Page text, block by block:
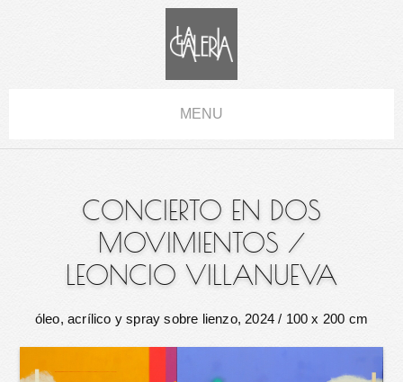
MENU
CONCIERTO EN DOS
MOVIMIENTOS /
LEONCIO VILLANUEVA
óleo, acrílico y spray sobre lienzo, 2024 / 100 x 200 cm